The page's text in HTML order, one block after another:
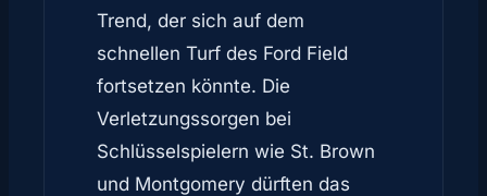
Trend, der sich auf dem
schnellen Turf des Ford Field
fortsetzen könnte. Die
Verletzungssorgen bei
Schlüsselspielern wie St. Brown
und Montgomery dürften das